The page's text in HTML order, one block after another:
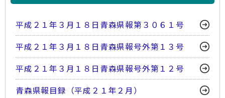
平成２１年３月１８日青森県報第３０６１号
平成２１年３月１８日青森県報号外第１３号
平成２１年３月１８日青森県報号外第１２号
青森県報目録（平成２１年２月）